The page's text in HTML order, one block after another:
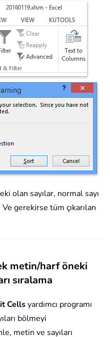
olan sayılar, normal sayı
Ve gerekirse tüm çıkarılan
metin/harf öneki
sıralama
Cellsyardımcı programı
bölmeyi
metin ve sayıları